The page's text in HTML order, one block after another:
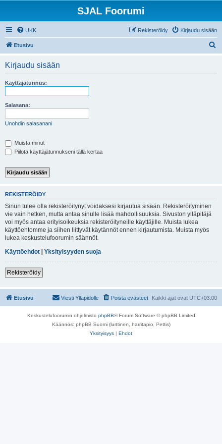
SJAL Foorumi
UKK Kirjaudu sisään
Rekisteröidy
Etusivu
Kirjaudu sisään
Käyttäjätunnus:
Salasana:
Unohdin salasanani
Muista minut
Piilota käyttäjätunnukseni tällä kertaa
REKISTERÖIDY
Sinun tulee olla rekisteröitynyt voidaksesi kirjautua sisään. Rekisteröityminen
vie vain hetken, mutta antaa sinulle lisää mahdollisuuksia. Sivuston ylläpitäjä
voi myös antaa erityisoikeuksia rekisteröityneille käyttäjille. Muista lukea
käyttöehtomme ja siihen liittyvät käytännöt ennen kirjautumista. Muista myös
lukea keskustelufoorumin säännöt.
Käyttöehdot | Yksityisyyden suoja
Rekisteröidy
Etusivu Kaikki ajat ovat UTC+03:00
Poista evästeet
Viesti Ylläpidolle
Keskustelufoorumin ohjelmisto phpBB® Forum Software © phpBB Limited
Käännös: phpBB Suomi (lurttinen, harritapio, Pettis)
Yksityisyys | Ehdot